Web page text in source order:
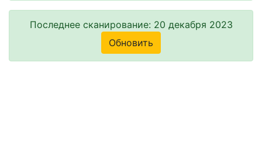
Последнее сканирование: 20 декабря 2023
Обновить